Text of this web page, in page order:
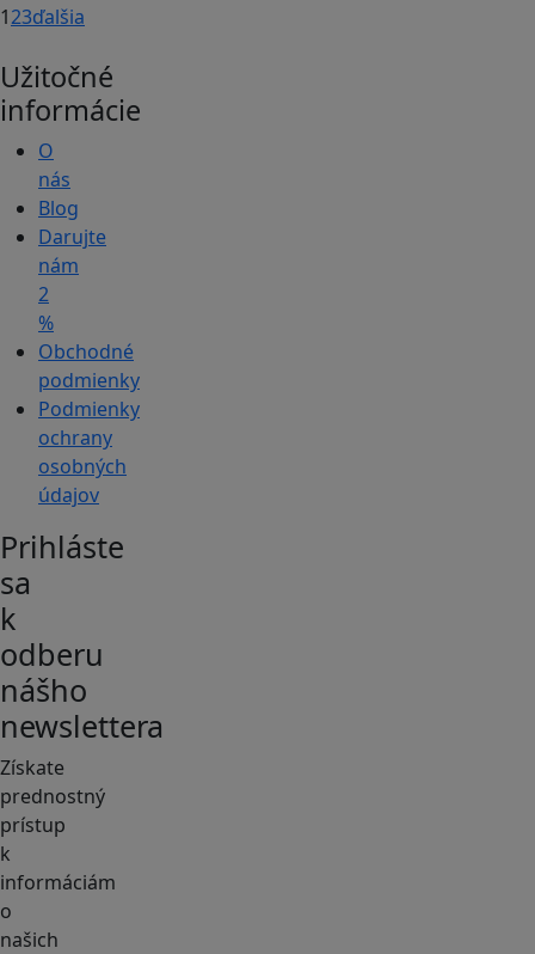
123ďalšia
Užitočné
informácie
O
nás
Blog
Darujte
nám
2
%
Obchodné
podmienky
Podmienky
ochrany
osobných
údajov
Prihláste
sa
k
odberu
nášho
newslettera
Získate
prednostný
prístup
k
informáciám
o
našich